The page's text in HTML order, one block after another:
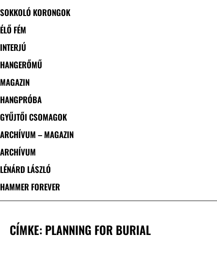
SOKKOLÓ KORONGOK
ÉLŐ FÉM
INTERJÚ
HANGERŐMŰ
MAGAZIN
HANGPRÓBA
GYŰJTŐI CSOMAGOK
ARCHÍVUM – MAGAZIN
ARCHÍVUM
LÉNÁRD LÁSZLÓ
HAMMER FOREVER
CÍMKE: PLANNING FOR BURIAL